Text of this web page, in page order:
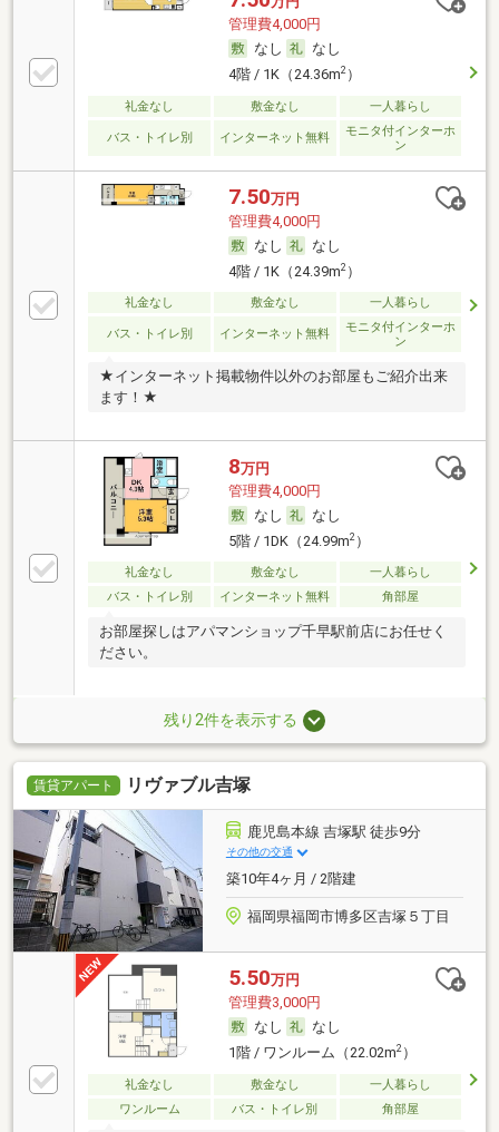
管理費4,000円
なし
なし
4階 / 1K（24.36m2）
礼金なし 敷金なし 一人暮らし
バス・トイレ別 インターネット無料
モニタ付インターホ
ン
7.50万円
管理費4,000円
なし
なし
4階 / 1K（24.39m2）
礼金なし 敷金なし 一人暮らし
バス・トイレ別 インターネット無料
モニタ付インターホ
ン
★インターネット掲載物件以外のお部屋もご紹介出来
ます！★
8万円
管理費4,000円
なし
なし
5階 / 1DK（24.99m2）
礼金なし 敷金なし
一人暮らし
バス・トイレ別
インターネット無料 角部屋
お部屋探しはアパマンショップ千早駅前店にお任せく
ださい。
残り2件を表示する
賃貸アパート リヴァブル吉塚
鹿児島本線 吉塚駅 徒歩9分
その他の交通
築10年4ヶ月 / 2階建
福岡県福岡市博多区吉塚５丁目
5.50万円
管理費3,000円
なし
なし
1階 / ワンルーム（22.02m2）
礼金なし 敷金なし
一人暮らし
ワンルーム
バス・トイレ別 角部屋